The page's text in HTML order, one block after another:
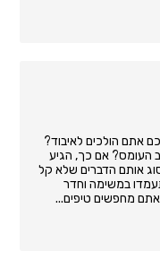
אתם הולכים לאיבוד?
העומס? אם כך, הגיע
אותם הדברים שלא קל
במשימה וחדר
אתם מחפשים טיפים...